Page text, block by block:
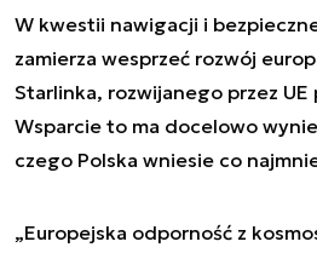
W kwestii nawigacji i
zamierza wesprzeć rozwój
Starlinka, rozwijanego przez UE
Wsparcie to ma docelowo
czego Polska wniesie co
„Europejska odporność z